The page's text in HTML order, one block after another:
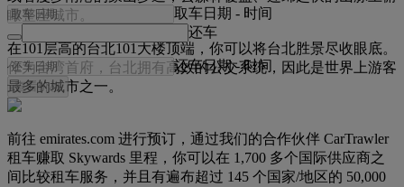
瞰整座城市。
在101层高的台北101大楼顶端，你可以将台北胜景尽收眼底。
作为台湾首府，台北拥有高效的公交系统，因此是世界上游客
最多的城市之一。
取车日期 - 时间
还车
还车日期 - 时间
查看价格
前往 emirates.com 进行预订，通过我们的合作伙伴 CarTrawler
租车赚取 Skywards 里程，你可以在 1,700 多个国际供应商之
间比较租车服务，并且有遍布超过 145 个国家/地区的 50,000